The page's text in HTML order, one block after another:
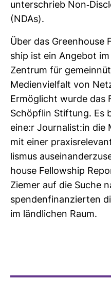
unter­schrieb Non-​
(NDAs).
Über das Green­house
ship ist ein Angebot
Zen­trum für
Medi­en­viel­falt von
Ermög­licht wurde das
Schöpflin Stif­tung. Es
eine:r Jour­na­list:in die
mit einer
lismus
house Fel­low­ship
Ziemer auf die Suche
spen­den­fi­nan­zierten
im länd­li­chen Raum.